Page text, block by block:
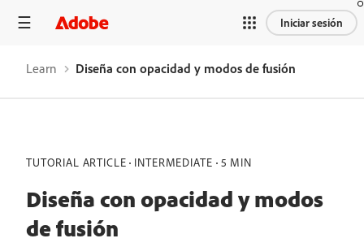
Iniciar sesión
Learn Diseña con opacidad y modos de fusión
TUTORIAL ARTICLE INTERMEDIATE 5 MIN
Diseña con opacidad y modos
de fusión